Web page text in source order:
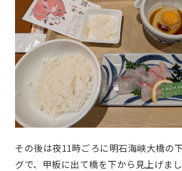
その後は夜11時ごろに明石海峡大橋の
グで、甲板に出て橋を下から見上げまし